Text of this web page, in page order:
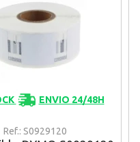
ENVIO 24/48H
Ref.: S0929120